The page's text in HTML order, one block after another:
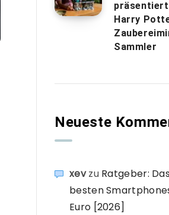
Harry
Sammler
Neueste
xevzu Ratgeber:
besten
Euro [2026]